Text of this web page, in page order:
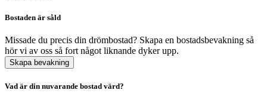
Bostaden är såld
Missade du precis din drömbostad? Skapa en bostadsbevakning så
hör vi av oss så fort något liknande dyker upp.
Skapa bevakning
Vad är din nuvarande bostad värd?